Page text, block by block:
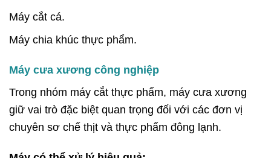
Máy cắt cá.
Máy chia khúc thực phẩm.
Máy cưa xương công nghiệp
Trong nhóm máy cắt thực phẩm, máy cưa xương
giữ vai trò đặc biệt quan trọng đối với các đơn vị
chuyên sơ chế thịt và thực phẩm đông lạnh.